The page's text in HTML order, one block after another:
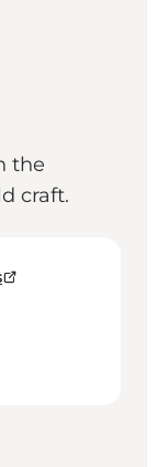
the
craft.